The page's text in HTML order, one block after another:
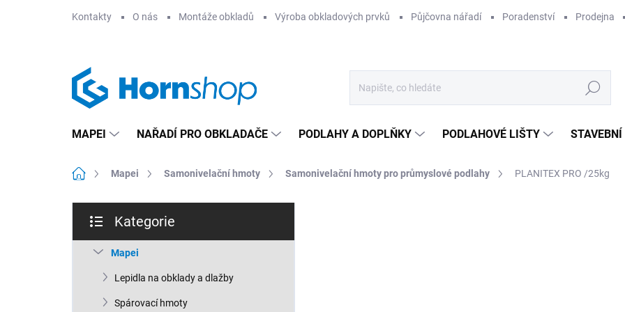
Kontakty O nás Montáže obkladů Výroba obkladových prvků Půjčovna nářadí Poradenství Prodejna
Hledat
MAPEI NAŘADÍ PRO OBKLADAČE PODLAHY A DOPLŇKY PODLAHOVÉ LIŠTY
Domů Mapei Samonivelační hmoty Samonivelační hmoty pro průmyslové podlahy PLANITEX PRO /25kg
s
kategorie
Kategorie
Mapei
Lepidla na obklady a dlažby
Spárovací hmoty